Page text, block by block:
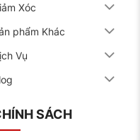
Xóc
phẩm Khác
Vụ
SÁCH